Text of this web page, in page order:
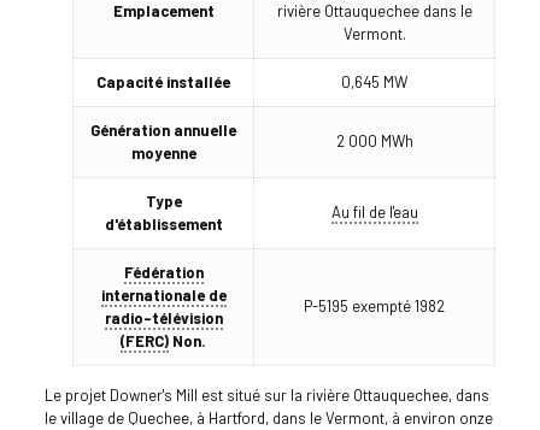
Emplacement
rivière Ottauquechee dans le
Vermont.
Capacité installée 0,645 MW
Génération annuelle
moyenne
2 000 MWh
Type
d'établissement
Au fil de l'eau
Fédération
internationale de
radio-télévision
(FERC) Non.
P-5195 exempté 1982
Le projet Downer's Mill est situé sur la rivière Ottauquechee, dans
le village de Quechee, à Hartford, dans le Vermont, à environ onze